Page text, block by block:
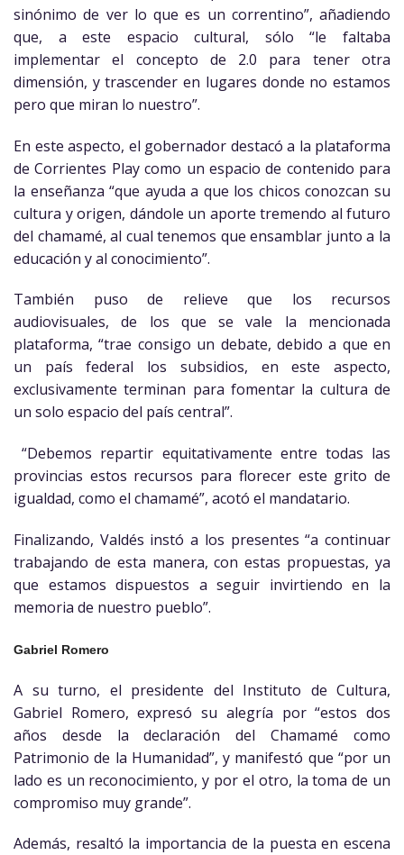
sinónimo de ver lo que es un correntino”, añadiendo
que, a este espacio cultural, sólo “le faltaba
implementar el concepto de 2.0 para tener otra
dimensión, y trascender en lugares donde no estamos
pero que miran lo nuestro”.
En este aspecto, el gobernador destacó a la plataforma
de Corrientes Play como un espacio de contenido para
la enseñanza “que ayuda a que los chicos conozcan su
cultura y origen, dándole un aporte tremendo al futuro
del chamamé, al cual tenemos que ensamblar junto a la
educación y al conocimiento”.
También puso de relieve que los recursos
audiovisuales, de los que se vale la mencionada
plataforma, “trae consigo un debate, debido a que en
un país federal los subsidios, en este aspecto,
exclusivamente terminan para fomentar la cultura de
un solo espacio del país central”.
“Debemos repartir equitativamente entre todas las
provincias estos recursos para florecer este grito de
igualdad, como el chamamé”, acotó el mandatario.
Finalizando, Valdés instó a los presentes “a continuar
trabajando de esta manera, con estas propuestas, ya
que estamos dispuestos a seguir invirtiendo en la
memoria de nuestro pueblo”.
Gabriel Romero
A su turno, el presidente del Instituto de Cultura,
Gabriel Romero, expresó su alegría por “estos dos
años desde la declaración del Chamamé como
Patrimonio de la Humanidad”, y manifestó que “por un
lado es un reconocimiento, y por el otro, la toma de un
compromiso muy grande”.
Además, resaltó la importancia de la puesta en escena